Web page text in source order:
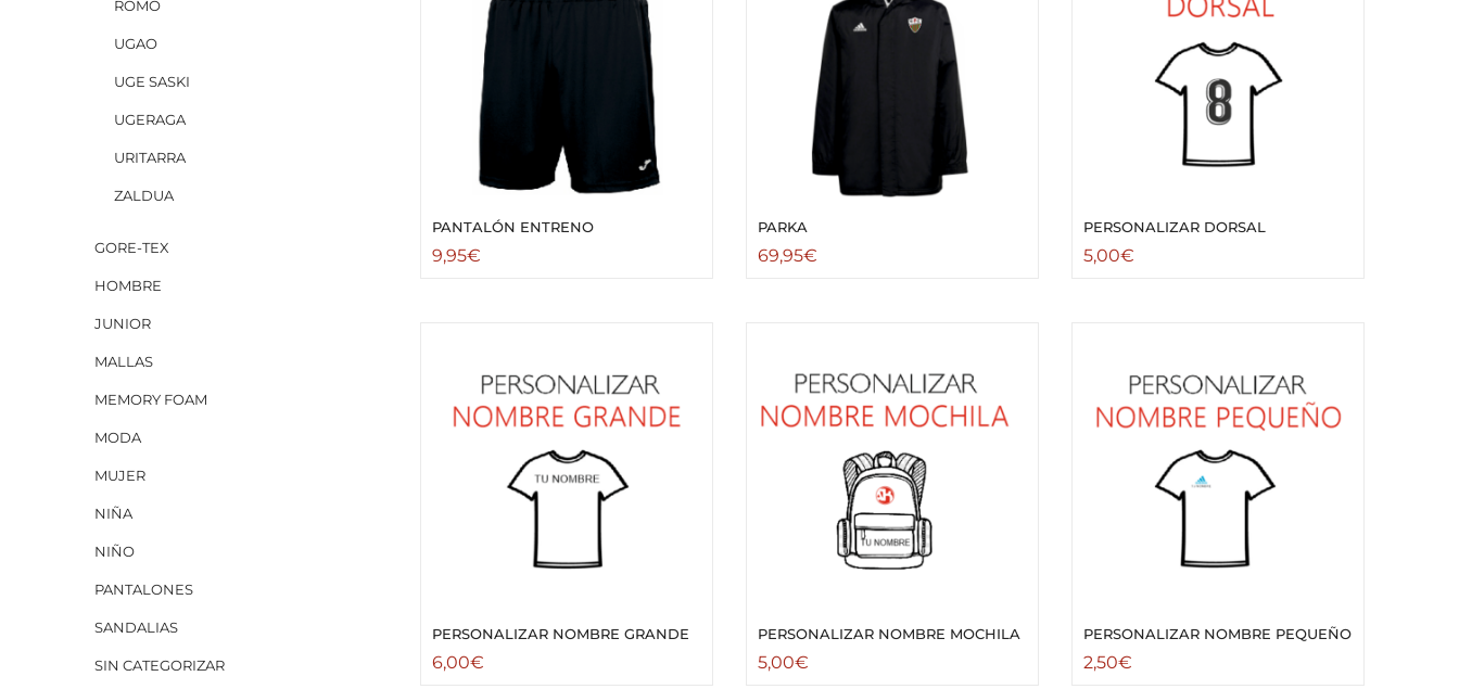
ROMO
UGAO
UGE SASKI
UGERAGA
URITARRA
ZALDUA
GORE-TEX
HOMBRE
JUNIOR
MALLAS
MEMORY FOAM
MODA
MUJER
NIÑA
NIÑO
PANTALONES
SANDALIAS
SIN CATEGORIZAR
PANTALÓN ENTRENO
9,95€
PARKA
69,95€
PERSONALIZAR DORSAL
5,00€
PERSONALIZAR NOMBRE GRANDE
6,00€
PERSONALIZAR NOMBRE MOCHILA
5,00€
PERSONALIZAR NOMBRE PEQUEÑO
2,50€